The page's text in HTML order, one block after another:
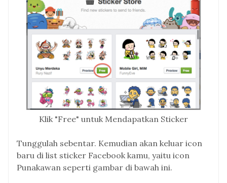
Klik "Free" untuk Mendapatkan Sticker
Tunggulah sebentar. Kemudian akan keluar icon
baru di list sticker Facebook kamu, yaitu icon
Punakawan seperti gambar di bawah ini.